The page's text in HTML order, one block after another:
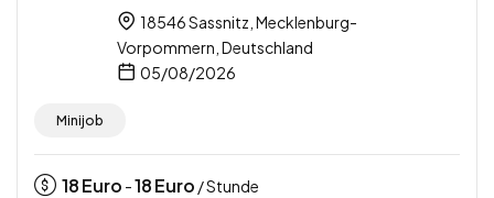
18546 Sassnitz, Mecklenburg-
Vorpommern, Deutschland
05/08/2026
Minijob
18Euro -18Euro / Stunde